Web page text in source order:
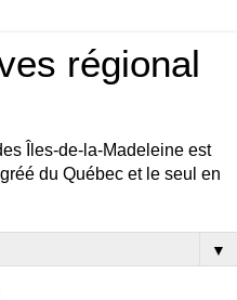
régional
Îles-de-la-Madeleine est
du Québec et le seul en
▼